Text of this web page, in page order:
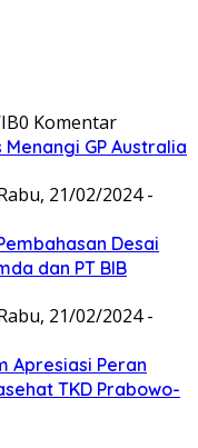
0 Komentar
Menangi GP Australia
21/02/2024 -
Desai
dan PT BIB
21/02/2024 -
Apresiasi Peran
TKD Prabowo-